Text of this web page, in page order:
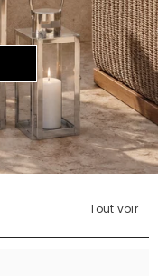
Tout voir